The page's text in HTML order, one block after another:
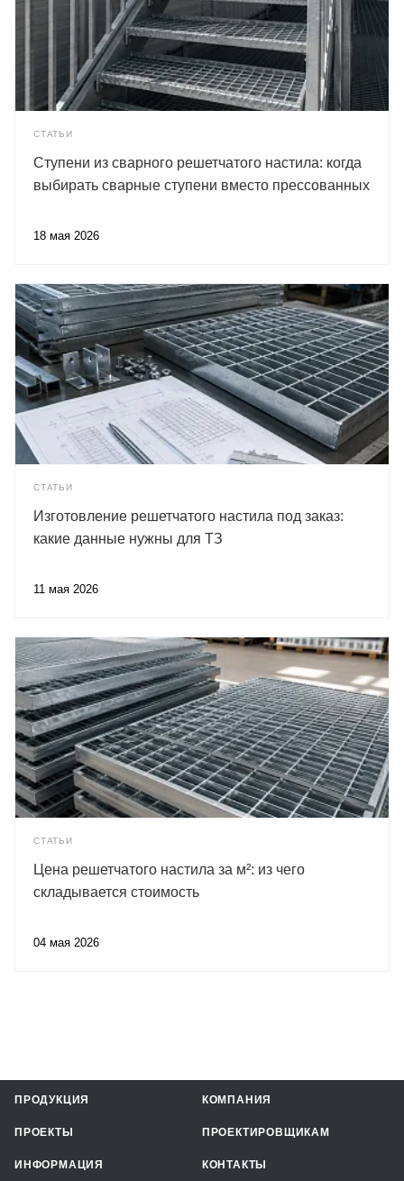
СТАТЬИ
Ступени из сварного решетчатого настила: когда
выбирать сварные ступени вместо прессованных
18 мая 2026
СТАТЬИ
Изготовление решетчатого настила под заказ:
какие данные нужны для ТЗ
11 мая 2026
СТАТЬИ
Цена решетчатого настила за м²: из чего
складывается стоимость
04 мая 2026
ПРОДУКЦИЯ КОМПАНИЯ
ПРОЕКТЫ ПРОЕКТИРОВЩИКАМ
ИНФОРМАЦИЯ КОНТАКТЫ